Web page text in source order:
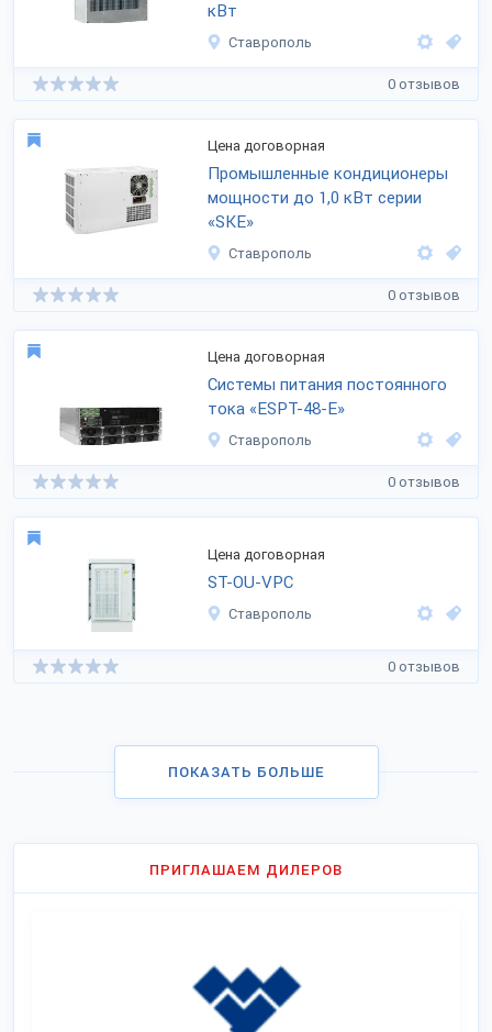
кВт
Ставрополь
0 отзывов
Цена договорная
Промышленные кондиционеры
мощности до 1,0 кВт серии
«SKE»
Ставрополь
0 отзывов
Цена договорная
Системы питания постоянного
тока «ESPT-48-E»
Ставрополь
0 отзывов
Цена договорная
ST-OU-VPC
Ставрополь
0 отзывов
ПОКАЗАТЬ БОЛЬШЕ
ПРИГЛАШАЕМ ДИЛЕРОВ